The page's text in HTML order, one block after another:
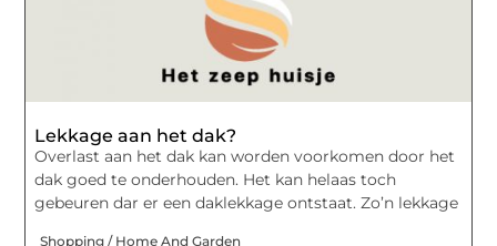
Lekkage aan het dak?
Overlast aan het dak kan worden voorkomen door het
dak goed te onderhouden. Het kan helaas toch
gebeuren dar er een daklekkage ontstaat. Zo’n lekkage
Shopping / Home And Garden